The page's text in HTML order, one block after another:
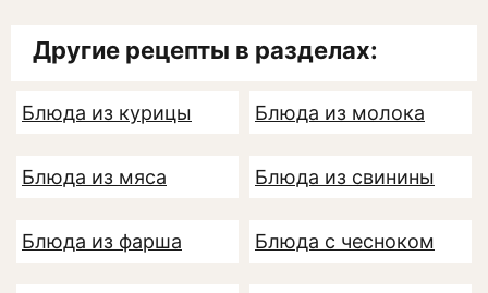
Другие рецепты в разделах:
Блюда из курицы Блюда из молока
Блюда из мяса Блюда из свинины
Блюда из фарша Блюда с чесноком